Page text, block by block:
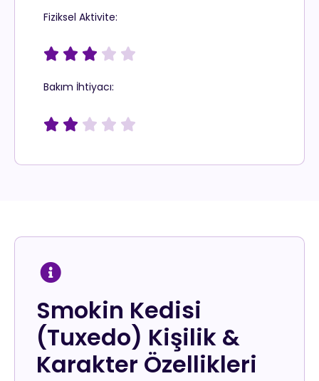
Fiziksel Aktivite:
    
Bakım İhtiyacı:
    
Smokin Kedisi
(Tuxedo) Kişilik &
Karakter Özellikleri